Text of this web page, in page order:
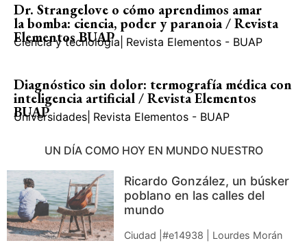
Dr. Strangelove o cómo aprendimos amar
la bomba: ciencia, poder y paranoia / Revista
Elementos BUAP
Ciencia y tecnología Revista Elementos - BUAP
Diagnóstico sin dolor: termografía médica con
inteligencia artificial / Revista Elementos
BUAP
Universidades Revista Elementos - BUAP
UN DÍA COMO HOY EN MUNDO NUESTRO
Ricardo González, un búsker
poblano en las calles del
mundo
Ciudad |#e14938 | Lourdes Morán